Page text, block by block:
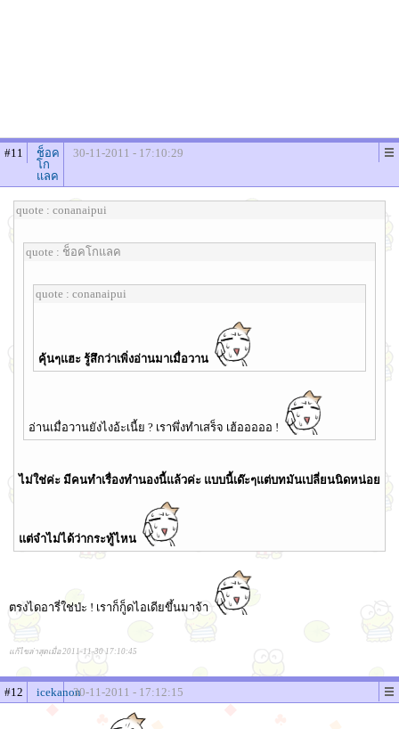
#11
ช็อค
โก
แลค
30-11-2011 - 17:10:29
quote : conanaipui
quote : ช็อคโกแลค
quote : conanaipui
คุ้นๆแฮะ รู้สึกว่าเพิ่งอ่านมาเมื่อวาน
อ่านเมื่อวานยังไงอ้ะเนี้ย ? เราพึ่งทำเสร็จ เฮ้อออออ !
ไม่ใช่ค่ะ มีคนทำเรื่องทำนองนี้แล้วค่ะ แบบนี้เด๊ะๆแต่บทมันเปลี่ยนนิดหน่อย
แต่จำไม่ได้ว่ากระทู้ไหน
ตรงไดอารี่ใช่ป่ะ ! เราก็กู็ดไอเดียขึ้นมาจ้า
แก้ไขล่าสุดเมื่อ 2011-11-30 17:10:45
#12 icekanon30-11-2011 - 17:12:15